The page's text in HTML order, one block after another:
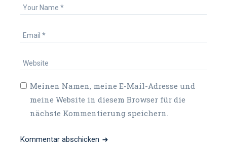
Meinen Namen, meine E-Mail-Adresse und
meine Website in diesem Browser für die
nächste Kommentierung speichern.
Kommentar abschicken